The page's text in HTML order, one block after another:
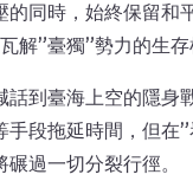
的同時，始終保留和
解”臺獨”勢力的生存
話到臺海上空的隱身
手段拖延時間，但在
過一切分裂行徑。